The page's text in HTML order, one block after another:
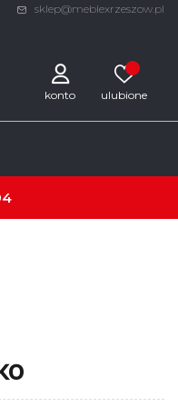
sklep@meblexrzeszow.pl
konto